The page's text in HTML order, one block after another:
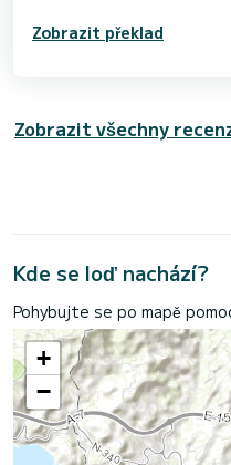
Zobrazit překlad
Zobrazit všechny
Kde se loď nachází?
Pohybujte se po mapě
+
−